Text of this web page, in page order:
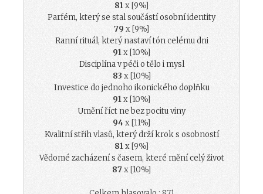
81x [9%]
Parfém, který se stal součástí osobní identity
79 x [9%]
Ranní rituál, který nastaví tón celému dni
91x [10%]
Disciplína v péči o tělo i mysl
83 x [10%]
Investice do jednoho ikonického doplňku
91x [10%]
Umění říct ne bez pocitu viny
94x [11%]
Kvalitní střih vlasů, který drží krok s osobností
81x [9%]
Vědomé zacházení s časem, které mění celý život
87x [10%]